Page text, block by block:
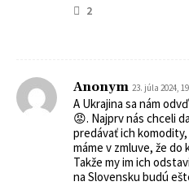
2
Anonym 23. júla 2024,
A Ukrajina sa nám
😡. Najprv nás chceli
predávať ich
máme v zmluve, že do
Takže my im ich
na Slovensku budú